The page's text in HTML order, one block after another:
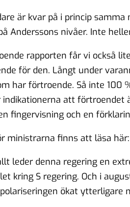
är kvar på i princip
Anderssons nivåer. Inte
rapporten får vi också
för den. Långt under
har förtroende. Så inte 100
indikationerna att
fingervisning och en
ministrarna finns att läsa här:
leder denna regering en
kring S regering. Och i
ökat ytterligare